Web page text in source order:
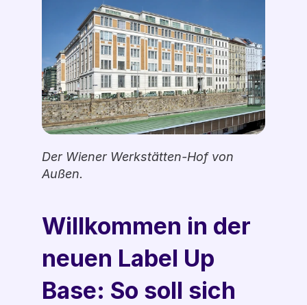
Der Wiener Werkstätten-Hof von
Außen.
Willkommen in der
neuen Label Up
Base: So soll sich